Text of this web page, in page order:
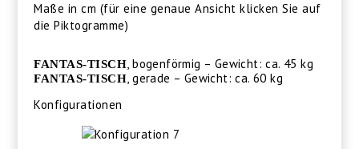
Maße in cm (für eine genaue Ansicht klicken Sie auf
die Piktogramme)
FANTAS-TISCH, bogenförmig – Gewicht: ca. 45 kg
FANTAS-TISCH, gerade – Gewicht: ca. 60 kg
Konfigurationen